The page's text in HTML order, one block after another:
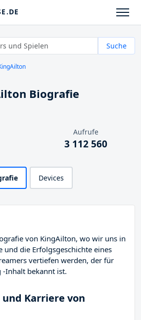
Suche
Biografie
Aufrufe
3 112 560
Devices
von KingAilton, wo wir uns in
und die Erfolgsgeschichte eines
vertiefen werden, der für
-Inhalt bekannt ist.
und Karriere von